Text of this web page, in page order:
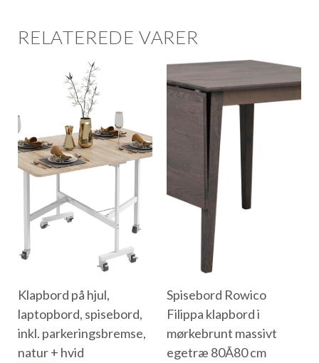
RELATEREDE VARER
Klapbord på hjul,
laptopbord, spisebord,
inkl. parkeringsbremse,
natur + hvid
Spisebord Rowico
Filippa klapbord i
mørkebrunt massivt
egetræ 80Ã80 cm